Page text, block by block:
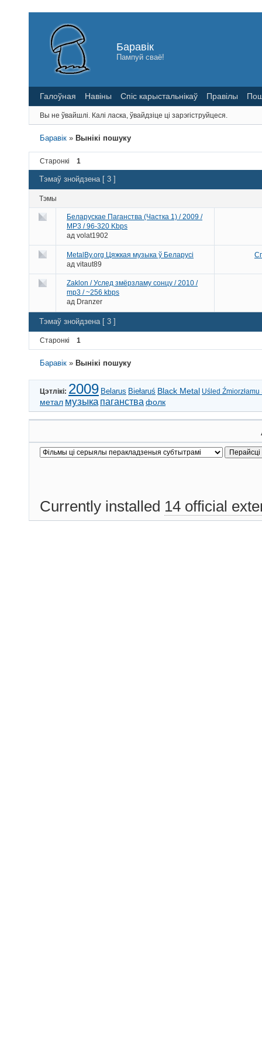
Баравік
Пампуй сваё!
Галоўная Навіны Спіс карыстальнікаў Правілы
Вы не ўвайшлі. Калі ласка, ўвайдзіце ці зарэгіструйцеся.
Баравік » Вынікі пошуку
Старонкі 1
Тэмаў знойдзена [ 3 ]
Тэмы
Беларускае Паганства (Частка 1) / 2009 /
MP3 / 96-320 Kbps
ад volat1902
MetalBy.org Цяжкая музыка ў Беларусі
ад vitaut89
Zaklon / Услед змёрзламу сонцу / 2010 /
mp3 / ~256 kbps
ад Dranzer
Тэмаў знойдзена [ 3 ]
Старонкі 1
Баравік »Вынікі пошуку
Цэтлікі: 2009 Belarus Biełaruś Black Metal Uśled Źmiorzłamu
метал музыка паганства фолк
Currently installed 14 official